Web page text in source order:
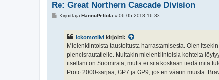
Re: Great Northern Cascade Division
VKirjoittaja HannuPeltola » 06.05.2018 16:33
lokomotiivi kirjoitti:
Mielenkiintoista taustoitusta harrastamisesta. Olen
pienoisrautatielle. Muitakin mielenkiintoisia kohteita
itselläni on Suomirata, mutta ei sitä koskaan tiedä mitä
Proto 2000-sarjaa, GP7 ja GP9, jos en väärin muista.